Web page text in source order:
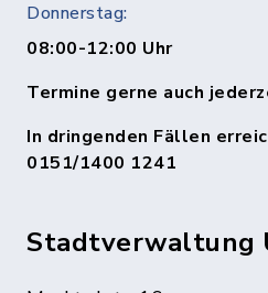
Donnerstag:
08:00-12:00 Uhr
Termine gerne auch
In dringenden Fällen
0151/1400 1241
Stadtverwaltung